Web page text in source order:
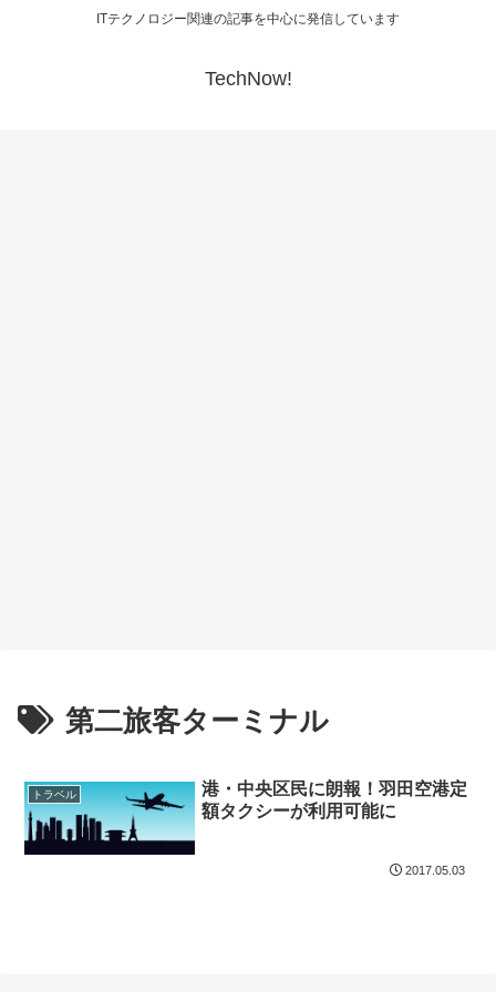
ITテクノロジー関連の記事を中心に発信しています
TechNow!
第二旅客ターミナル
トラベル
港・中央区民に朗報！羽田空港定
額タクシーが利用可能に
2017.05.03